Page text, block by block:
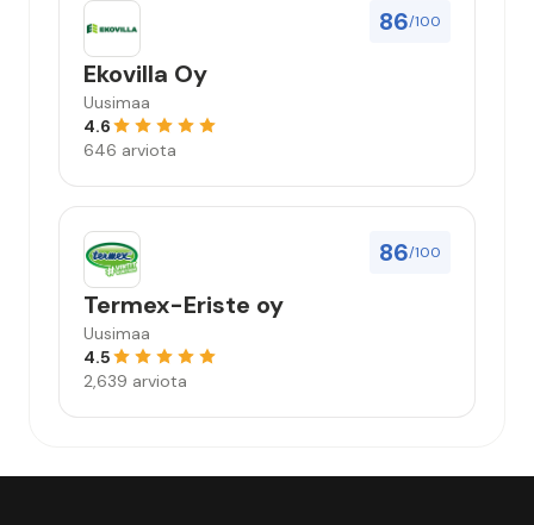
86/100
Ekovilla Oy
Uusimaa
4.6
646 arviota
86/100
Termex-Eriste oy
Uusimaa
4.5
2,639 arviota